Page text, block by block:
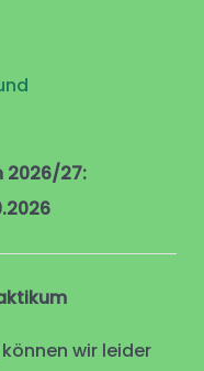
2026/27:
wir leider